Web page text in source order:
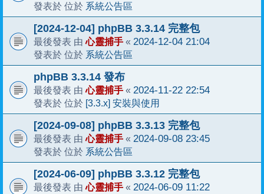
發表於 位於 系統公告區
[2024-12-04] phpBB 3.3.14 完整包
最後發表 由心靈捕手 « 2024-12-04 21:04
發表於 位於 系統公告區
phpBB 3.3.14 發布
最後發表 由心靈捕手 « 2024-11-22 22:54
發表於 位於 [3.3.x] 安裝與使用
[2024-09-08] phpBB 3.3.13 完整包
最後發表 由心靈捕手 « 2024-09-08 23:45
發表於 位於 系統公告區
[2024-06-09] phpBB 3.3.12 完整包
最後發表 由心靈捕手 « 2024-06-09 11:22